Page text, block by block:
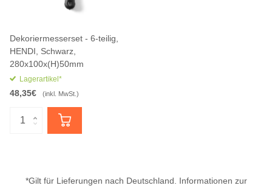
Dekoriermesserset - 6-teilig,
HENDI, Schwarz,
280x100x(H)50mm
Lagerartikel*
48,35€ (inkl. MwSt.)
*Gilt für Lieferungen nach Deutschland. Informationen zur